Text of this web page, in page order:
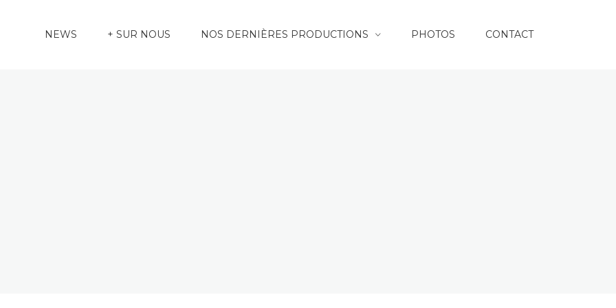
NEWS + SUR NOUS NOS DERNIÈRES PRODUCTIONS PHOTOS CONTACT